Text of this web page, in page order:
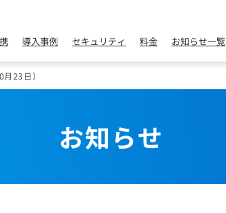
導入事例 セキュリティ 料金 お知らせ一覧
23日）
お知らせ